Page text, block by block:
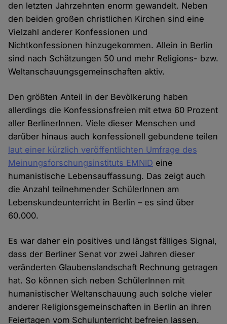
den letzten Jahrzehnten enorm gewandelt. Neben
den beiden großen christlichen Kirchen sind eine
Vielzahl anderer Konfessionen und
Nichtkonfessionen hinzugekommen. Allein in Berlin
sind nach Schätzungen 50 und mehr Religions- bzw.
Weltanschauungsgemeinschaften aktiv.
Den größten Anteil in der Bevölkerung haben
allerdings die Konfessionsfreien mit etwa 60 Prozent
aller BerlinerInnen. Viele dieser Menschen und
darüber hinaus auch konfessionell gebundene teilen
laut einer kürzlich veröffentlichten Umfrage des
Meinungsforschungsinstituts EMNID eine
humanistische Lebensauffassung. Das zeigt auch
die Anzahl teilnehmender SchülerInnen am
Lebenskundeunterricht in Berlin – es sind über
60.000.
Es war daher ein positives und längst fälliges Signal,
dass der Berliner Senat vor zwei Jahren dieser
veränderten Glaubenslandschaft Rechnung getragen
hat. So können sich neben SchülerInnen mit
humanistischer Weltanschauung auch solche vieler
anderer Religionsgemeinschaften in Berlin an ihren
Feiertagen vom Schulunterricht befreien lassen.